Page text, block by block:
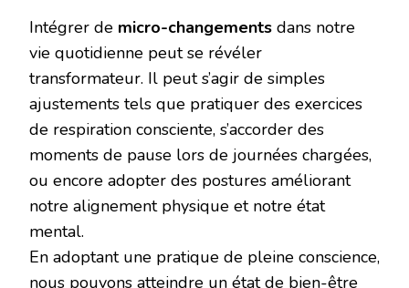
Intégrer de micro-changements dans notre
vie quotidienne peut se révéler
transformateur. Il peut s’agir de simples
ajustements tels que pratiquer des exercices
de respiration consciente, s’accorder des
moments de pause lors de journées chargées,
ou encore adopter des postures améliorant
notre alignement physique et notre état
mental.
En adoptant une pratique de pleine conscience,
nous pouvons atteindre un état de bien-être